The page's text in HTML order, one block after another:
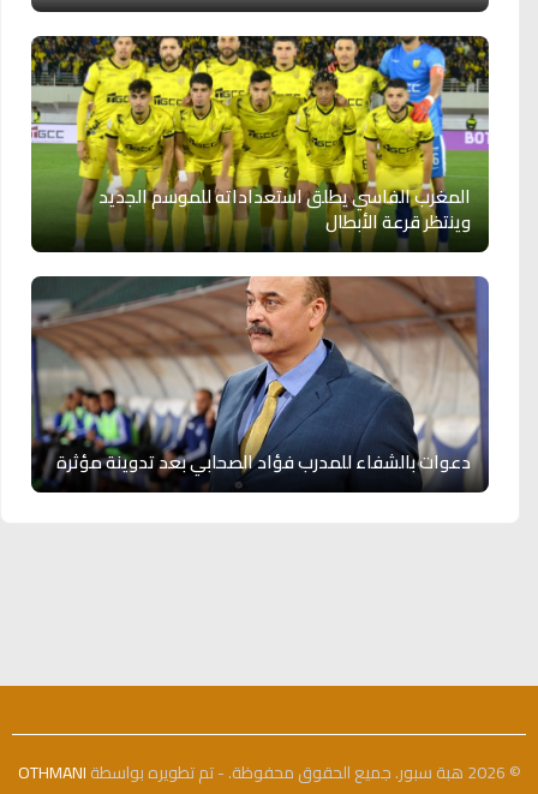
المغرب الفاسي يطلق استعداداته للموسم الجديد
وينتظر قرعة الأبطال
دعوات بالشفاء للمدرب فؤاد الصحابي بعد تدوينة مؤثرة
© 2026 هبة سبور. جميع الحقوق محفوظة. - تم تطويره بواسطة
OTHMANI